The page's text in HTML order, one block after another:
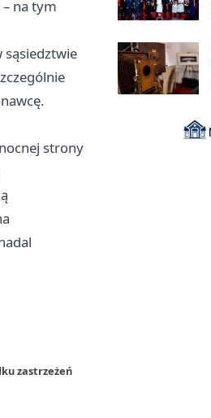
na tym
sąsiedztwie
strony
zastrzeżeń